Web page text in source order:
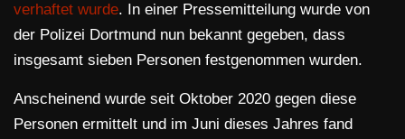
verhaftet wurde. In einer Pressemitteilung wurde von
der Polizei Dortmund nun bekannt gegeben, dass
insgesamt sieben Personen festgenommen wurden.
Anscheinend wurde seit Oktober 2020 gegen diese
Personen ermittelt und im Juni dieses Jahres fand